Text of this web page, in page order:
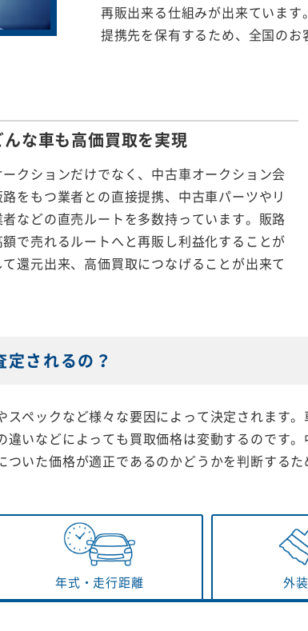
再販出来る仕組みが出来ていま
提携先を保有するため、全国のお
な車も高価買取を実現
クションだけでなく、中古車オークション会
をもつ業者との直接提携、中古車パーツやリ
などの直売ルートを多数持っています。販路
で売れるルートへと再販し利益化することが
還元出来、高価買取につなげることが出来て
されるの？
ペックなど様々な要因によって決定されます
違いなどによっても買取価格は変動するのです
いた価格が適正であるのかどうかを判断する
年式・ 走行距離 外